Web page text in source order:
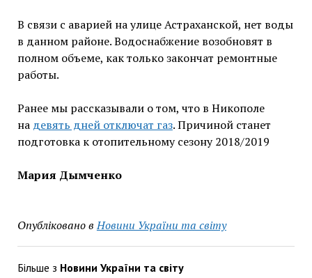
В связи с аварией на улице Астраханской, нет воды
в данном районе. Водоснабжение возобновят в
полном объеме, как только закончат ремонтные
работы.
Ранее мы рассказывали о том, что в Никополе
на девять дней отключат газ. Причиной станет
подготовка к отопительному сезону 2018/2019
Мария Дымченко
Опубліковано в Новини України та світу
Більше з Новини України та світу